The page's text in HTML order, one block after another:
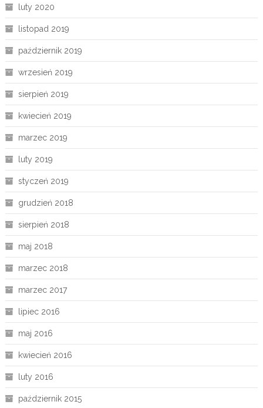
luty 2020
listopad 2019
październik 2019
wrzesień 2019
sierpień 2019
kwiecień 2019
marzec 2019
luty 2019
styczeń 2019
grudzień 2018
sierpień 2018
maj 2018
marzec 2018
marzec 2017
lipiec 2016
maj 2016
kwiecień 2016
luty 2016
październik 2015